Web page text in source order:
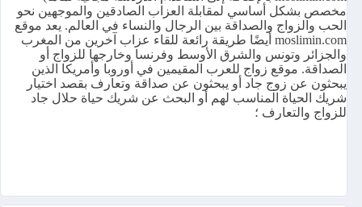
مخصص بشكل أساسي لمقابلة العزاب الصادقين والموجهين نحو
الحب والزواج والصداقة بين الرجال والنساء في العالم. يعد موقع
moslimin.com أيضًا طريقة رائعة للقاء عزاب آخرين من المغرب
والجزائر وتونس والشرق الأوسط وفرنسا وخارجها للزواج أو
الصداقة. موقع زواج للعرب المقيمين في أوروبا وأمريكا الذين
يبحثون عن زوج جاد أو يبحثون عن صداقة وتعارف بقصد اختيار
شريك الحياة المناسب لهم أو البحث عن شريك حياة حلال جاد
للزواج والتعارف ؛